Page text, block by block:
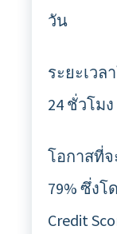
วัน
ระยะเวล
24 ชั่วโมง
โอกาสที่
79% ซึ่ง
Credit